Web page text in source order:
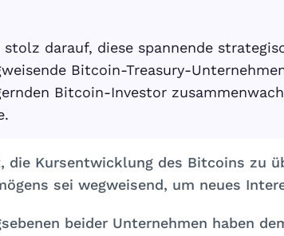
stolz darauf, diese spannende
Bitcoin-Treasury-
Bitcoin-Investor
die Kursentwicklung des Bitcoins zu
sei wegweisend, um neues
beider Unternehmen haben